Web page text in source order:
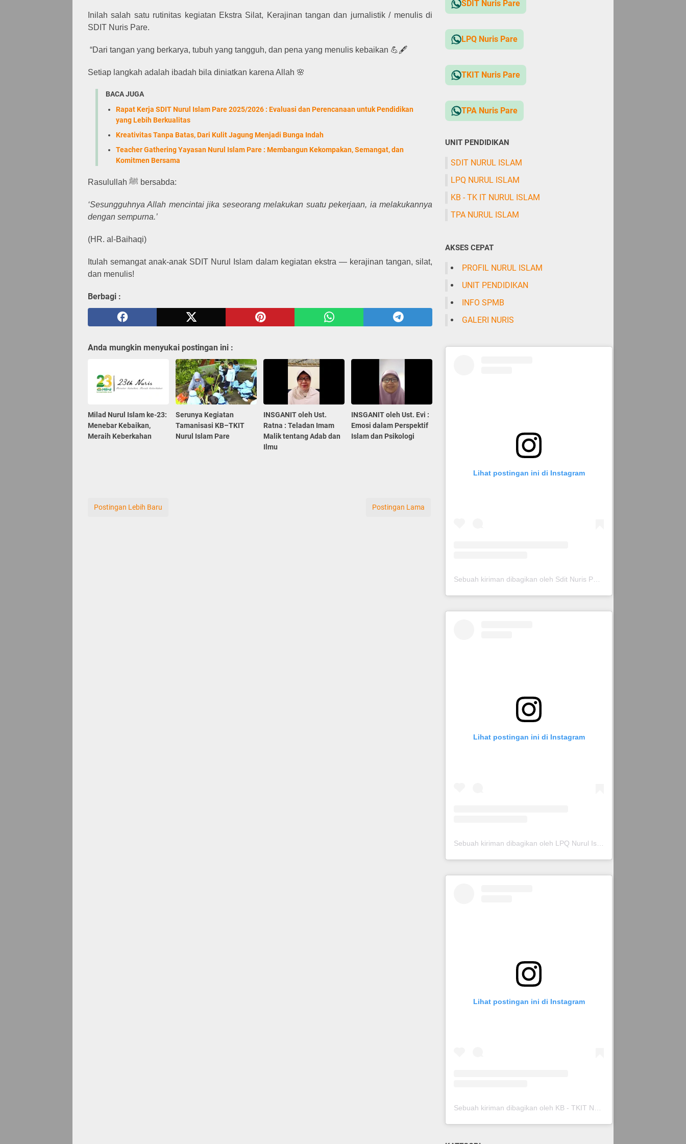
Inilah salah satu rutinitas kegiatan Ekstra Silat, Kerajinan tangan dan jurnalistik / menulis di
SDIT Nuris Pare.
“Dari tangan yang berkarya, tubuh yang tangguh, dan pena yang menulis kebaikan 💪🖋️
Setiap langkah adalah ibadah bila diniatkan karena Allah 🌸
BACA JUGA
Rapat Kerja SDIT Nurul Islam Pare 2025/2026 : Evaluasi dan Perencanaan untuk Pendidikan
yang Lebih Berkualitas
Kreativitas Tanpa Batas, Dari Kulit Jagung Menjadi Bunga Indah
Teacher Gathering Yayasan Nurul Islam Pare : Membangun Kekompakan, Semangat, dan
Komitmen Bersama
Rasulullah ﷺ bersabda:
‘Sesungguhnya Allah mencintai jika seseorang melakukan suatu pekerjaan, ia melakukannya
dengan sempurna.’
(HR. al-Baihaqi)
Itulah semangat anak-anak SDIT Nurul Islam dalam kegiatan ekstra — kerajinan tangan, silat,
dan menulis!
Berbagi :
Anda mungkin menyukai postingan ini :
Milad Nurul Islam ke-23:
Menebar Kebaikan,
Meraih Keberkahan
Serunya Kegiatan
Tamanisasi KB–TKIT
Nurul Islam Pare
INSGANIT oleh Ust.
Ratna : Teladan Imam
Malik tentang Adab dan
Ilmu
INSGANIT oleh Ust. Evi :
Emosi dalam Perspektif
Islam dan Psikologi
Postingan Lebih Baru Postingan Lama
SDIT Nuris Pare
LPQ Nuris Pare
TKIT Nuris Pare
TPA Nuris Pare
UNIT PENDIDIKAN
SDIT NURUL ISLAM
LPQ NURUL ISLAM
KB - TK IT NURUL ISLAM
TPA NURUL ISLAM
AKSES CEPAT
PROFIL NURUL ISLAM
UNIT PENDIDIKAN
INFO SPMB
GALERI NURIS
Lihat postingan ini di Instagram
Lihat postingan ini di Instagram
Sebuah kiriman dibagikan oleh LPQ Nurul Islam (@lpqnurispare)
Lihat postingan ini di Instagram